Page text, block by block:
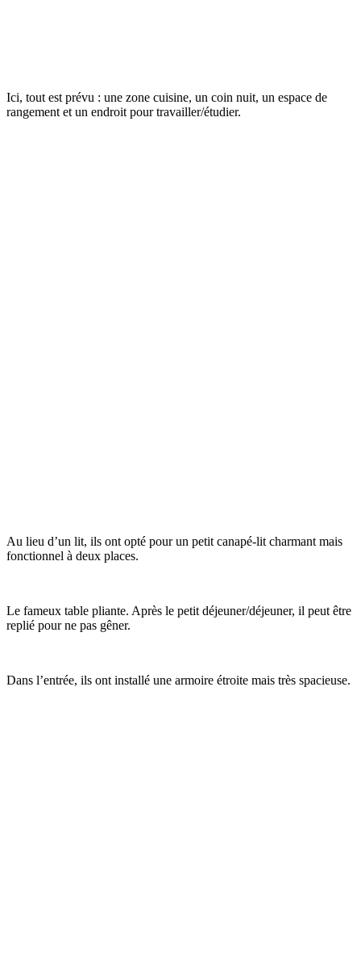
Ici, tout est prévu : une zone cuisine, un coin nuit, un espace de
rangement et un endroit pour travailler/étudier.
Au lieu d’un lit, ils ont opté pour un petit canapé-lit charmant mais
fonctionnel à deux places.
Le fameux table pliante. Après le petit déjeuner/déjeuner, il peut être
replié pour ne pas gêner.
Dans l’entrée, ils ont installé une armoire étroite mais très spacieuse.